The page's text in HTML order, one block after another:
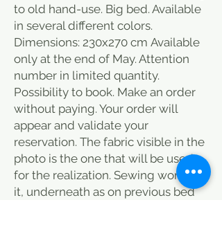
to old hand-use. Big bed. Available
in several different colors.
Dimensions: 230x270 cm Available
only at the end of May. Attention
number in limited quantity.
Possibility to book. Make an order
without paying. Your order will
appear and validate your
reservation. The fabric visible in the
photo is the one that will be used
for the realization. Sewing work on
it, underneath as on previous bed